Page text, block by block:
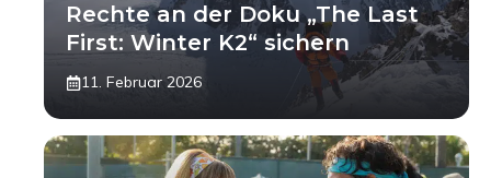
Rechte an der Doku „The Last
First: Winter K2“ sichern
11. Februar 2026